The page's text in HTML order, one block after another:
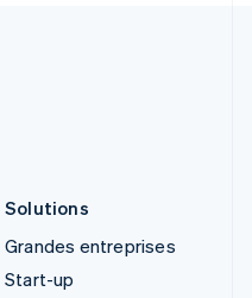
Solutions
Grandes entreprises
Start-up